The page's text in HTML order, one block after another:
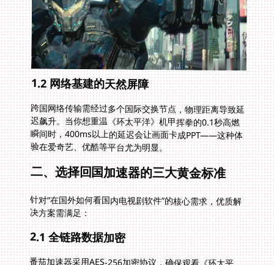
1.2 网络基建的天然屏障
跨国网络传输需经过多个国际交换节点，物理距离导致延
迟飙升。当你想重温《环太平洋》机甲挥拳的0.1秒高燃
瞬间时，400ms以上的延迟会让画面卡成PPT——这种体
验在爱奇艺、优酷等平台尤为明显。
二、选择回国加速器的三大黄金标准
针对“在国外如何看国内电视剧软件”的核心需求，优质解
决方案需满足：
2.1 全链路数据加密
番茄加速器采用AES-256加密协议，确保观看《环太平
洋》时的登录凭证、观看记录等隐私数据全程隐匿。相比
普通VPN的明文传输，其专线隧道可避免运营商流量劫持